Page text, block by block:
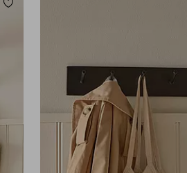
Lägg till i favoriter